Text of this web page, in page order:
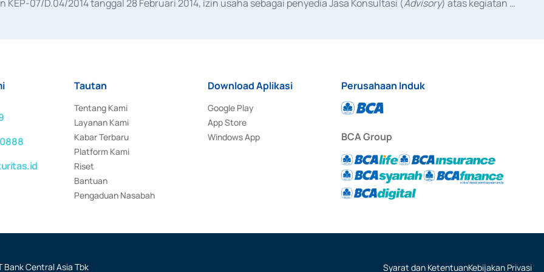
KEP-07/D.04/2014 tanggal 28 Februari 2014, izin usaha sebagai penyedia Jasa Konsultasi (Advisory) atas kegiatan
Tautan
Tentang Kami
Layanan Kami
Kabar Terbaru
Platform Kami
Riset
Bantuan
Pengaduan Nasabah
Download Aplikasi
Google Play
App Store
Windows App
Perusahaan Induk
BCA Group
Bank Central Asia Tbk
Syarat dan KetentuanKebijakan Privasi